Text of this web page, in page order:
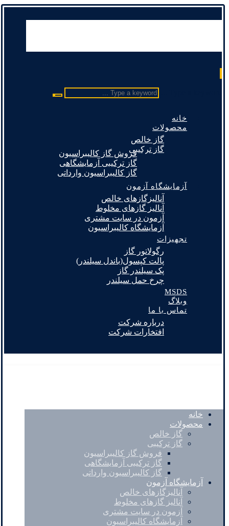
خانه
محصولات
گاز خالص
گاز ترکیبیفروش گاز کالیبراسیون
گاز ترکیبی آزمایشگاهی
گاز کالیبراسیون وارداتی
آزمایشگاه آزمون
آنالیزگازهای خالص
آنالیز گازهای مخلوط
آزمون در سایت مشتری
آزمایشگاه کالیبراسیون
تجهیزات
رگولاتور گاز
پالت کپسول(باندل سیلندر)
پک سیلندر گاز
چرخ حمل سیلندر
MSDS
وبلاگ
تماس با ما
درباره شرکت
افتخارات شرکت
خانه
محصولات
گاز خالص
گاز ترکیبی
فروش گاز کالیبراسیون
گاز ترکیبی آزمایشگاهی
گاز کالیبراسیون وارداتی
آزمایشگاه آزمون
آنالیزگازهای خالص
آنالیز گازهای مخلوط
آزمون در سایت مشتری
آزمایشگاه کالیبراسیون